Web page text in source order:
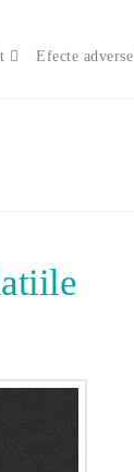
Efecte adverse